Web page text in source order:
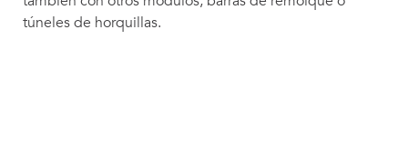
túneles de horquillas.